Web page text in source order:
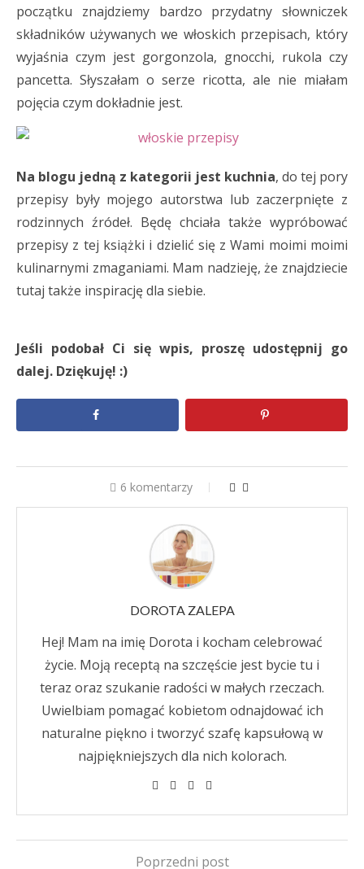
początku znajdziemy bardzo przydatny słowniczek
składników używanych we włoskich przepisach, który
wyjaśnia czym jest gorgonzola, gnocchi, rukola czy
pancetta. Słyszałam o serze ricotta, ale nie miałam
pojęcia czym dokładnie jest.
Na blogu jedną z kategorii jest kuchnia, do tej pory
przepisy były mojego autorstwa lub zaczerpnięte z
rodzinnych źródeł. Będę chciała także wypróbować
przepisy z tej książki i dzielić się z Wami moimi moimi
kulinarnymi zmaganiami. Mam nadzieję, że znajdziecie
tutaj także inspirację dla siebie.
Jeśli podobał Ci się wpis, proszę udostępnij go
dalej. Dziękuję! :)
6 komentarzy
DOROTA ZALEPA
Hej! Mam na imię Dorota i kocham celebrować
życie. Moją receptą na szczęście jest bycie tu i
teraz oraz szukanie radości w małych rzeczach.
Uwielbiam pomagać kobietom odnajdować ich
naturalne piękno i tworzyć szafę kapsułową w
najpiękniejszych dla nich kolorach.
Poprzedni post